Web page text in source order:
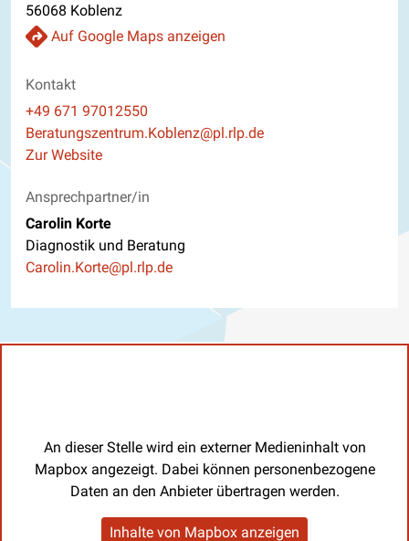
56068 Koblenz
Auf Google Maps anzeigen
Kontakt
Telefon
+49 671 97012550
E-Mail
Beratungszentrum.Koblenz@pl.rlp.de
Website
Zur Website
Ansprechpartner/in
Carolin Korte
Diagnostik und Beratung
E-Mail
Carolin.Korte@pl.rlp.de
An dieser Stelle wird ein externer Medieninhalt von
Mapbox angezeigt. Dabei können personenbezogene
Daten an den Anbieter übertragen werden.
Inhalte von Mapbox anzeigen